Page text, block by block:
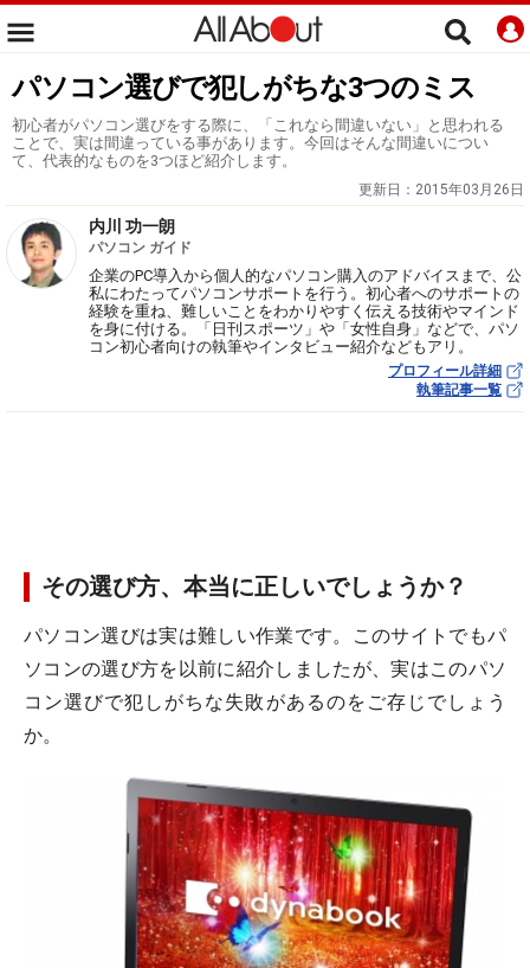
パソコン選びで犯しがちな3つのミス
初心者がパソコン選びをする際に、「これなら間違いない」と思われる
ことで、実は間違っている事があります。今回はそんな間違いについ
て、代表的なものを3つほど紹介します。
更新日： 2015年03月26日
内川 功一朗
パソコン ガイド
企業のPC導入から個人的なパソコン購入のアドバイスまで、公
私にわたってパソコンサポートを行う。初心者へのサポートの
経験を重ね、難しいことをわかりやすく伝える技術やマインド
を身に付ける。「日刊スポーツ」や「女性自身」などで、パソ
コン初心者向けの執筆やインタビュー紹介などもアリ。
プロフィール詳細
執筆記事一覧
その選び方、本当に正しいでしょうか？
パソコン選びは実は難しい作業です。このサイトでもパ
ソコンの選び方を以前に紹介しましたが、実はこのパソ
コン選びで犯しがちな失敗があるのをご存じでしょう
か。